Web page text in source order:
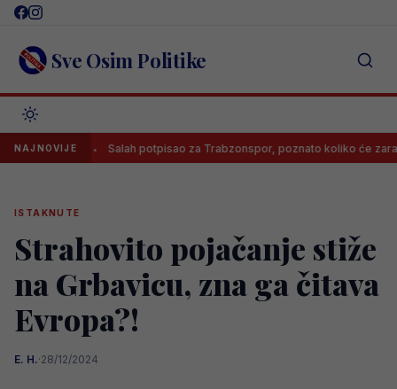
Skip
content Sve Osim Politike
NAJNOVIJESalah potpisao za Trabzonspor, poznato koliko će zarađivati
ISTAKNUTE
Strahovito pojačanje stiže
na Grbavicu, zna ga čitava
Evropa?!
E. H.·28/12/2024